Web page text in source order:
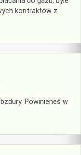
kontraktów z
Powinieneś w